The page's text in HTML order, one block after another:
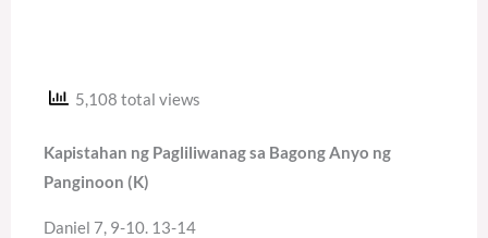
5,108 total views
Kapistahan ng Pagliliwanag sa Bagong Anyo ng
Panginoon (K)
Daniel 7, 9-10. 13-14